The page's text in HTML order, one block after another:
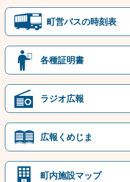
町営バスの時刻表
各種証明書
ラジオ広報
広報くめじま
町内施設マップ